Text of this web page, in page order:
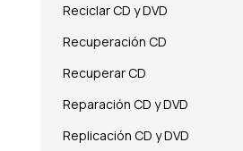
Reciclar CD y DVD
Recuperación CD
Recuperar CD
Reparación CD y DVD
Replicación CD y DVD